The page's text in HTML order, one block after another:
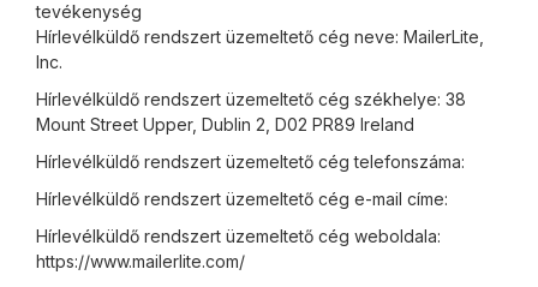
tevékenység
Hírlevélküldő rendszert üzemeltető cég neve: MailerLite,
Inc.
Hírlevélküldő rendszert üzemeltető cég székhelye: 38
Mount Street Upper, Dublin 2, D02 PR89 Ireland
Hírlevélküldő rendszert üzemeltető cég telefonszáma:
Hírlevélküldő rendszert üzemeltető cég e-mail címe:
Hírlevélküldő rendszert üzemeltető cég weboldala:
https://www.mailerlite.com/